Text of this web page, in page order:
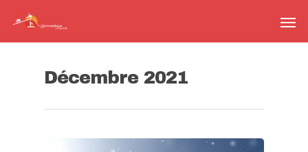
Décembre 2021